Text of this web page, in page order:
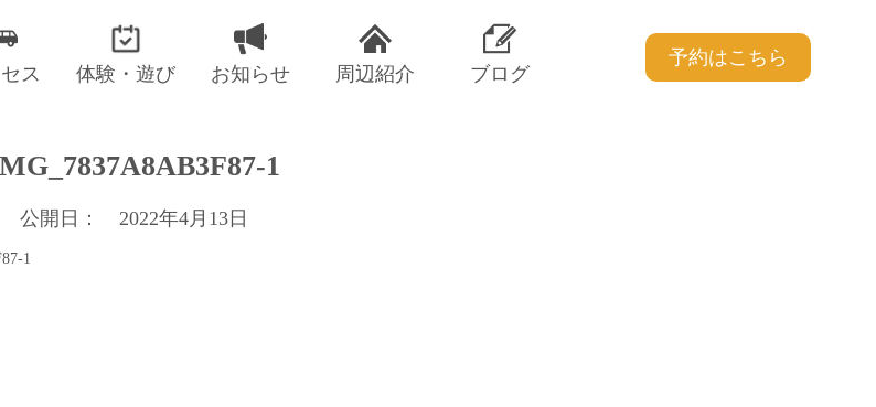
ス 体験・遊び お知らせ 周辺紹介 ブログ
予約はこちら
1
公開日： 2022年4月13日
1